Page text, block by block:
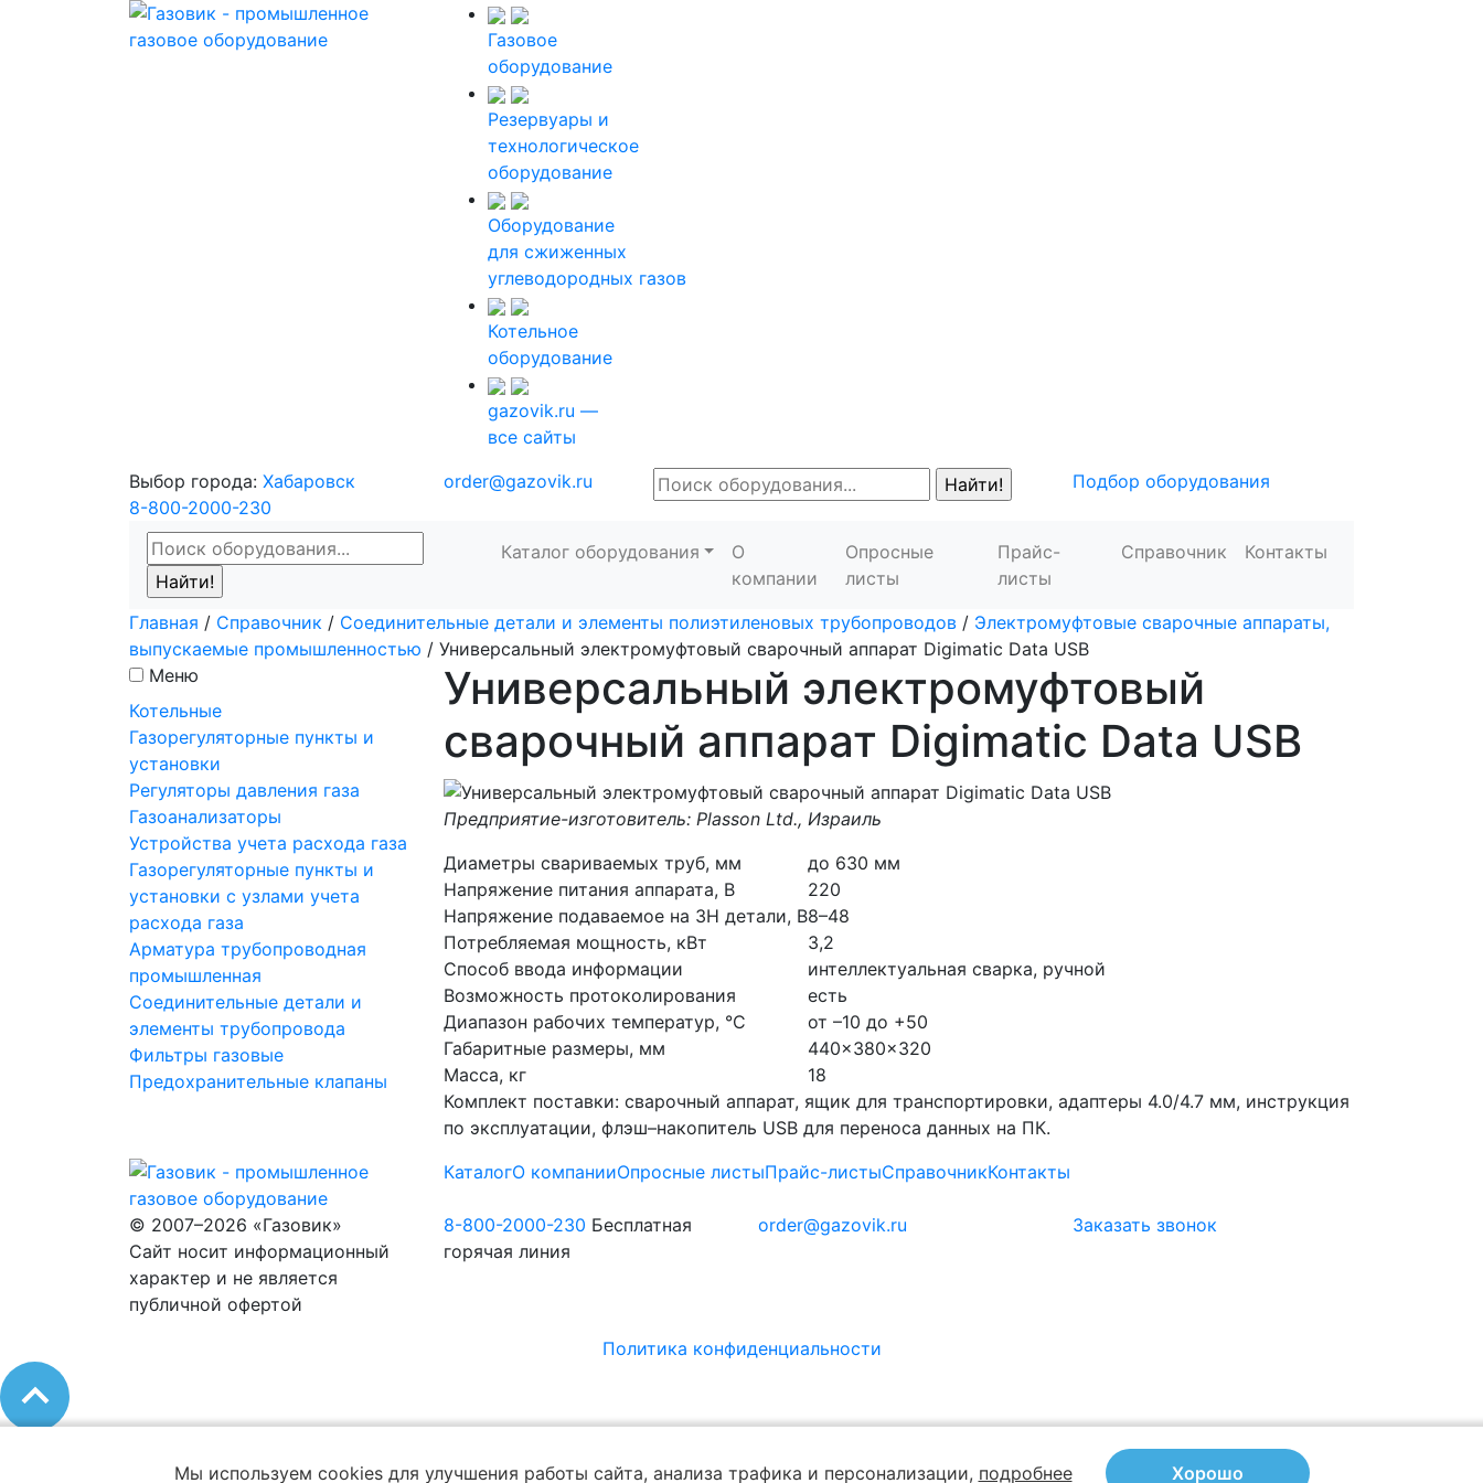
Газовое
оборудование
Резервуары и
технологическое
оборудование
Оборудование
для сжиженных
углеводородных газов
Котельное
оборудование
gazovik.ru —
все сайты
Выбор города: Хабаровск
8-800-2000-230
order@gazovik.ru Подбор оборудования
Каталог оборудования
О
компании
Опросные
листы
Прайс-
листы
Справочник Контакты
Главная / Справочник / Соединительные детали и элементы полиэтиленовых трубопроводов / Электромуфтовые сварочные аппараты,
выпускаемые промышленностью / Универсальный электромуфтовый сварочный аппарат Digimatic Data USB
Меню
Котельные
Газорегуляторные пункты и
установки
Регуляторы давления газа
Газоанализаторы
Устройства учета расхода газа
Газорегуляторные пункты и
установки с узлами учета
расхода газа
Арматура трубопроводная
промышленная
Соединительные детали и
элементы трубопровода
Фильтры газовые
Предохранительные клапаны
Универсальный электромуфтовый
сварочный аппарат Digimatic Data USB
Предприятие-изготовитель: Plasson Ltd., Израиль
Диаметры свариваемых труб, мм
до 630 мм
Напряжение питания аппарата, В
220
Напряжение подаваемое на ЗН детали, В8–48
Потребляемая мощность, кВт
3,2
Способ ввода информации
интеллектуальная сварка, ручной
Возможность протоколирования
есть
Диапазон рабочих температур, °С
от –10 до +50
Габаритные размеры, мм
440x380x320
Масса, кг
18
Комплект поставки: сварочный аппарат, ящик для транспортировки, адаптеры 4.0/4.7 мм, инструкция
по эксплуатации, флэш–накопитель USB для переноса данных на ПК.
КаталогО компанииОпросные листыПрайс-листыСправочникКонтакты
© 2007–2026 «Газовик»
Сайт носит информационный
характер и не является
публичной офертой
8-800-2000-230 Бесплатная
горячая линия
order@gazovik.ru Заказать звонок
Политика конфиденциальности
Мы используем cookies для улучшения работы сайта, анализа трафика и персонализации, подробнее Хорошо